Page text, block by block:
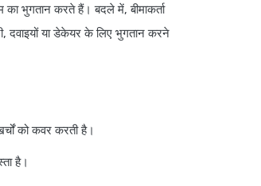
का भुगतान करते हैं। बदले में, बीमाकर्ता
दवाइयों या डेकेयर के लिए भुगतान करने
को कवर करती है।
है।